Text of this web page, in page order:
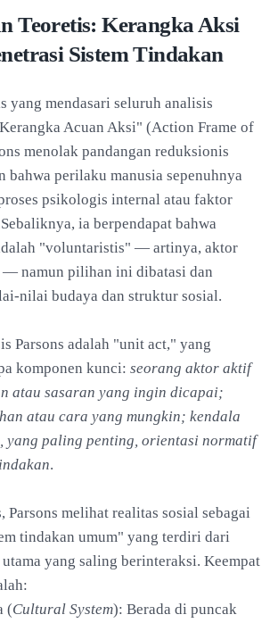
Teoretis: Kerangka Aksi
Sistem Tindakan
yang mendasari seluruh analisis
Acuan Aksi" (Action Frame of
menolak pandangan reduksionis
bahwa perilaku manusia sepenuhnya
psikologis internal atau faktor
ia berpendapat bahwa
"voluntaristis" — artinya, aktor
namun pilihan ini dibatasi dan
nilai budaya dan struktur sosial.
Parsons adalah "unit act," yang
komponen kunci: seorang aktor aktif
atau sasaran yang ingin dicapai;
atau cara yang mungkin; kendala
yang paling penting, orientasi normatif
.
Parsons melihat realitas sosial sebagai
tindakan umum" yang terdiri dari
yang saling berinteraksi. Keempat
(Cultural System): Berada di puncak